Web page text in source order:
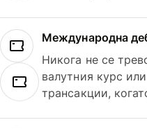
Международна
Никога не се
валутния курс
трансакции,